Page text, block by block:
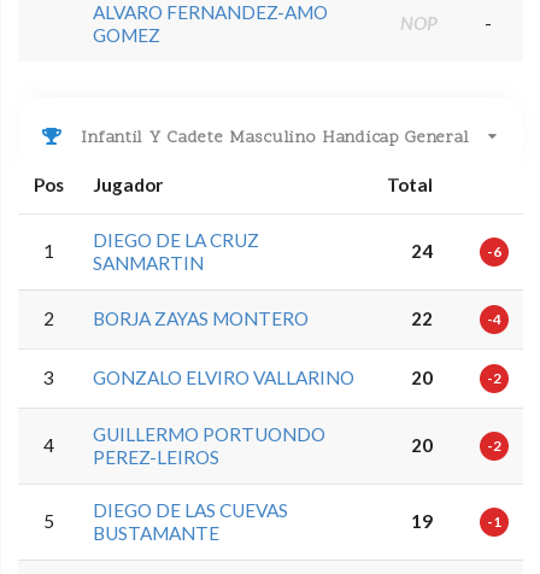
ALVARO FERNANDEZ-AMO
GOMEZ
NOP -
Infantil Y Cadete Masculino Handicap General
Pos Jugador Total
1
DIEGO DE LA CRUZ
SANMARTIN
24 -6
2 BORJA ZAYAS MONTERO 22 -4
3 GONZALO ELVIRO VALLARINO 20 -2
4
GUILLERMO PORTUONDO
PEREZ-LEIROS
20 -2
5
DIEGO DE LAS CUEVAS
BUSTAMANTE
19 -1